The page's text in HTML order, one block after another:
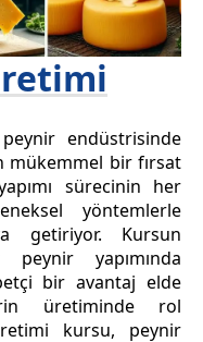
endüstrisinde
mükemmel bir fırsat
sürecinin her
yöntemlerle
getiriyor. Kursun
peynir yapımında
bir avantaj elde
üretiminde rol
kursu, peynir